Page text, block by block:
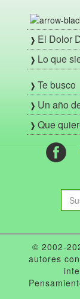
El Dolor
Lo que
Te busco
Un año
Que
© 2002-
autores